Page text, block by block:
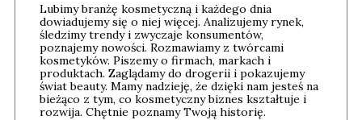
Lubimy branżę kosmetyczną i każdego dnia
dowiadujemy się o niej więcej. Analizujemy rynek,
śledzimy trendy i zwyczaje konsumentów,
poznajemy nowości. Rozmawiamy z twórcami
kosmetyków. Piszemy o firmach, markach i
produktach. Zaglądamy do drogerii i pokazujemy
świat beauty. Mamy nadzieję, że dzięki nam jesteś na
bieżąco z tym, co kosmetyczny biznes kształtuje i
rozwija. Chętnie poznamy Twoją historię.